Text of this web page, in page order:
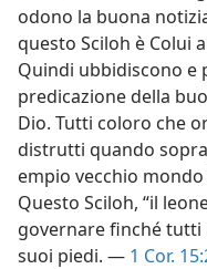
odono la buona
questo Sciloh è Colui
Quindi ubbidiscono e
predicazione della
Dio. Tutti coloro che
distrutti quando
empio vecchio
Questo Sciloh, “il
governare finché tutti
suoi piedi. — 1 Cor.